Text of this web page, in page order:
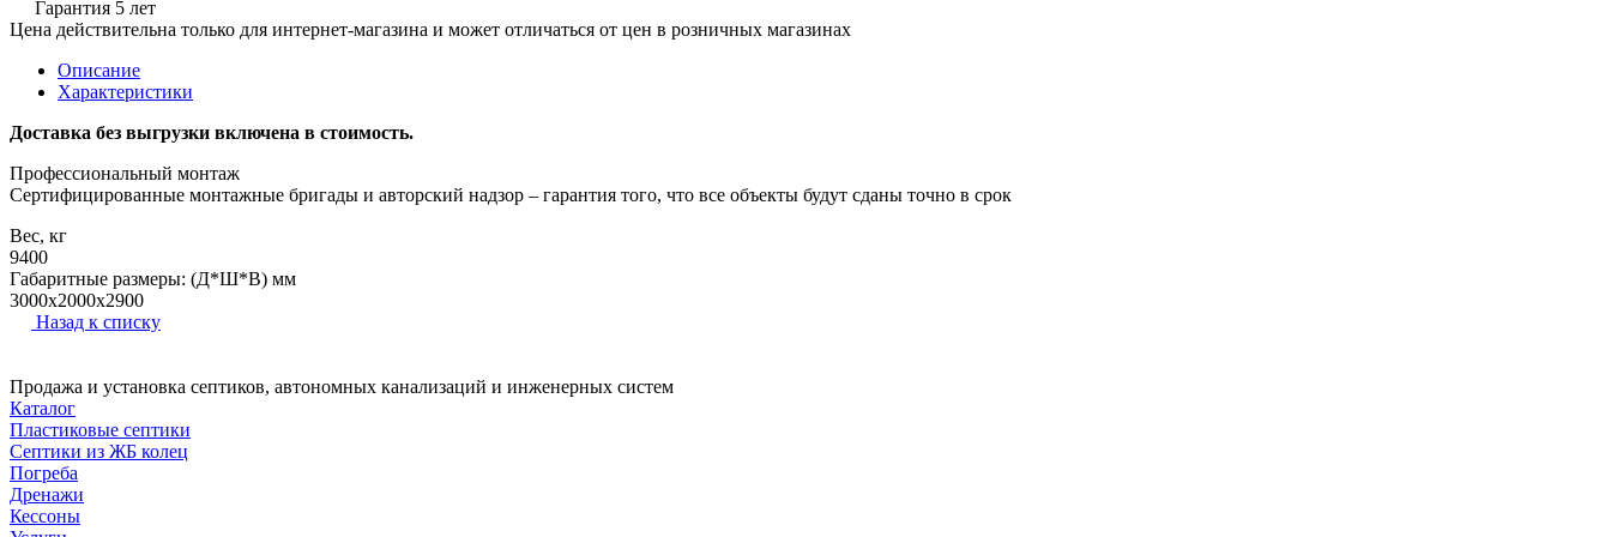
Гарантия 5 лет
Цена действительна только для интернет-магазина и может отличаться от цен в розничных магазинах
Описание
Характеристики
Доставка без выгрузки включена в стоимость.
Профессиональный монтаж
Cертифицированные монтажные бригады и авторский надзор – гарантия того, что все объекты будут сданы точно в срок
Вес, кг
9400
Габаритные размеры: (Д*Ш*В) мм
3000х2000x2900
Назад к списку
Продажа и установка септиков, автономных канализаций и инженерных систем
Каталог
Пластиковые септики
Септики из ЖБ колец
Погреба
Дренажи
Кессоны